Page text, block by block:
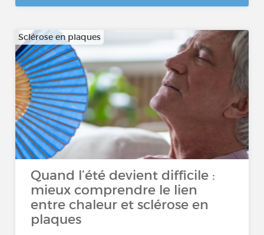
Sclérose en plaques
Quand l’été devient difficile :
mieux comprendre le lien
entre chaleur et sclérose en
plaques